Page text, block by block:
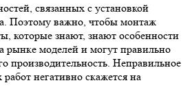
связанных с установкой
Поэтому важно, чтобы монтаж
которые знают, знают особенности
рынке моделей и могут правильно
производительность. Неправильное
негативно скажется на